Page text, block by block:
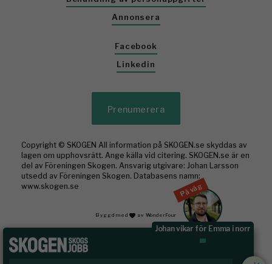
På väg
Johan vikar för Emma i norr
Annonsera
Facebook
Linkedin
Prenumerera
Copyright © SKOGEN All information på SKOGEN.se skyddas av
lagen om upphovsrätt. Ange källa vid citering. SKOGEN.se är en
del av Föreningen Skogen. Ansvarig utgivare: Johan Larsson
utsedd av Föreningen Skogen. Databasens namn:
www.skogen.se
Byggd med av WonderFour